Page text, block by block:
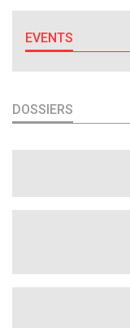
EVENTS
DOSSIERS